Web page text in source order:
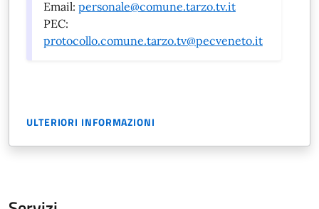
Email: personale@comune.tarzo.tv.it
PEC:
protocollo.comune.tarzo.tv@pecveneto.it
ULTERIORI INFORMAZIONI